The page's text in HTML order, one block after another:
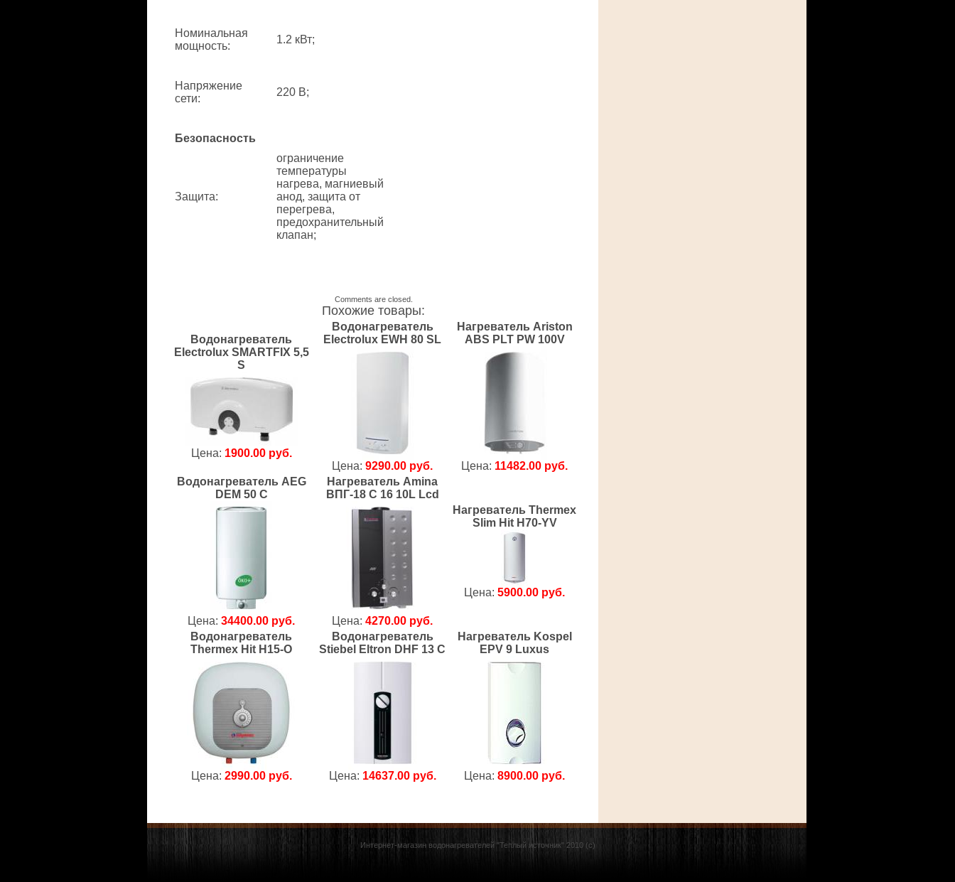
Номинальная
мощность:
1.2 кВт;
Напряжение
сети:
220 В;
Безопасность
Защита:
ограничение
температуры
нагрева, магниевый
анод, защита от
перегрева,
предохранительный
клапан;
Comments are closed.
Похожие товары:
Водонагреватель
Electrolux SMARTFIX 5,5
S
Цена: 1900.00 руб.
Водонагреватель
Electrolux EWH 80 SL
Цена: 9290.00 руб.
Нагреватель Ariston
ABS PLT PW 100V
Цена: 11482.00 руб.
Водонагреватель AEG
DEM 50 C
Цена: 34400.00 руб.
Нагреватель Amina
ВПГ-18 C 16 10L Lcd
Цена: 4270.00 руб.
Нагреватель Thermex
Slim Hit H70-YV
Цена: 5900.00 руб.
Водонагреватель
Thermex Hit H15-O
Цена: 2990.00 руб.
Водонагреватель
Stiebel Eltron DHF 13 C
Цена: 14637.00 руб.
Нагреватель Kospel
EPV 9 Luxus
Цена: 8900.00 руб.
Интернет-магазин водонагревателей "Теплый источник" 2010 (с)